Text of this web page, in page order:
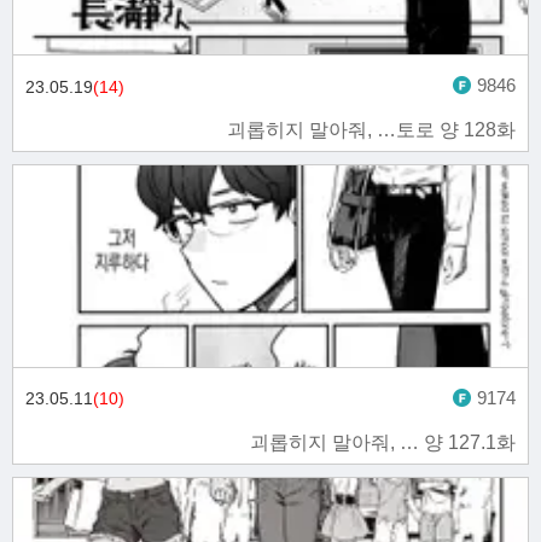
괴롭히지 말아줘, …토로 양 128화
23.05.19(14) 9846
괴롭히지 말아줘, … 양 127.1화
23.05.11(10) 9174